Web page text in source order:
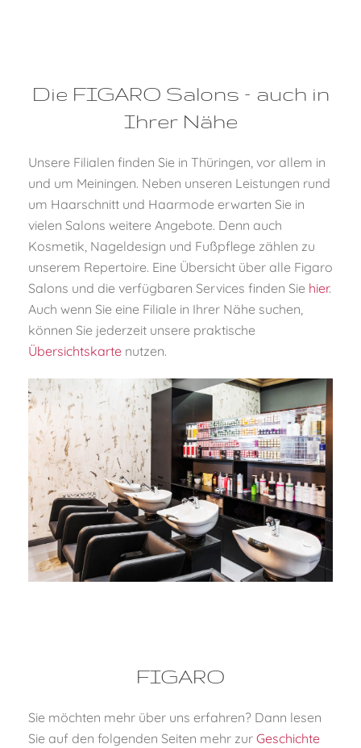
Die FIGARO Salons – auch in
Ihrer Nähe
Unsere Filialen finden Sie in Thüringen, vor allem in
und um Meiningen. Neben unseren Leistungen rund
um Haarschnitt und Haarmode erwarten Sie in
vielen Salons weitere Angebote. Denn auch
Kosmetik, Nageldesign und Fußpflege zählen zu
unserem Repertoire. Eine Übersicht über alle Figaro
Salons und die verfügbaren Services finden Sie hier.
Auch wenn Sie eine Filiale in Ihrer Nähe suchen,
können Sie jederzeit unsere praktische
Übersichtskarte nutzen.
UNSERE SALONS
FIGARO
FIGARO
Sie möchten mehr über uns erfahren? Dann lesen
Sie auf den folgenden Seiten mehr zur Geschichte